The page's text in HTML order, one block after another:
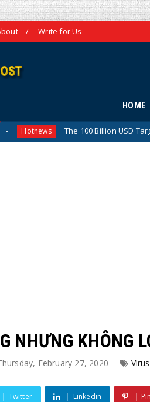
Write for Us
HOME
100 Billion USD Target for
NHƯNG KHÔNG
February 27, 2020
Twitter Linkedin